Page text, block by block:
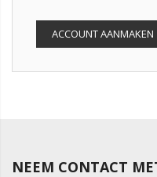
ACCOUNT AANMAKEN
NEEM CONTACT